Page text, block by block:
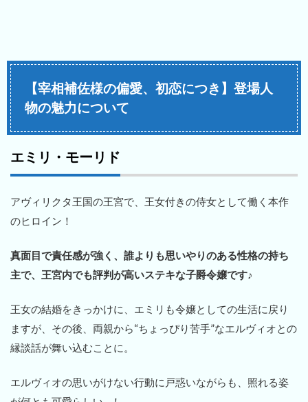
【宰相補佐様の偏愛、初恋につき】登場人
物の魅力について
エミリ・モーリド
アヴィリクタ王国の王宮で、王女付きの侍女として働く本作
のヒロイン！
真面目で責任感が強く、誰よりも思いやりのある性格の持ち
主で、王宮内でも評判が高いステキな子爵令嬢です♪
王女の結婚をきっかけに、エミリも令嬢としての生活に戻り
ますが、その後、両親から“ちょっぴり苦手”なエルヴィオとの
縁談話が舞い込むことに。
エルヴィオの思いがけない行動に戸惑いながらも、照れる姿